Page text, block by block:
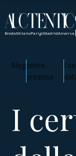
BredaMilanoParigiMadridAnversa
Blogpietre-
preziose
I
I